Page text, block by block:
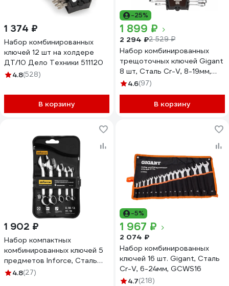
1 374 ₽
Набор комбинированных
ключей 12 шт на холдере
ДТ/10 Дело Техники 511120
4.8(528)
В корзину
-25%
1 899 ₽
2 294 ₽2 529 ₽
Набор комбинированных
трещоточных ключей Gigant
8 шт, Сталь Cr-V, 8-19мм,
GCRWS 8
4.6(97)
В корзину
1 902 ₽
Набор компактных
комбинированных ключей 5
предметов Inforce, Сталь
Cr-V, 8-19мм,
4.8(27)
-5%
1 967 ₽
2 074 ₽
Набор комбинированных
ключей 16 шт. Gigant, Сталь
Cr-V, 6-24мм, GCWS16
4.7(218)